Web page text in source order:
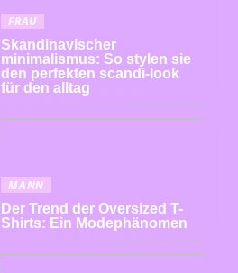
FRAU
Skandinavischer
minimalismus: So stylen sie
den perfekten scandi-look
für den alltag
MANN
Der Trend der Oversized T-
Shirts: Ein Modephänomen